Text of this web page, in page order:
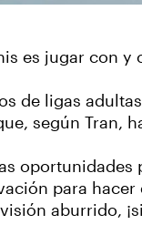
es jugar con
de ligas
según Tran,
para
aburrido,